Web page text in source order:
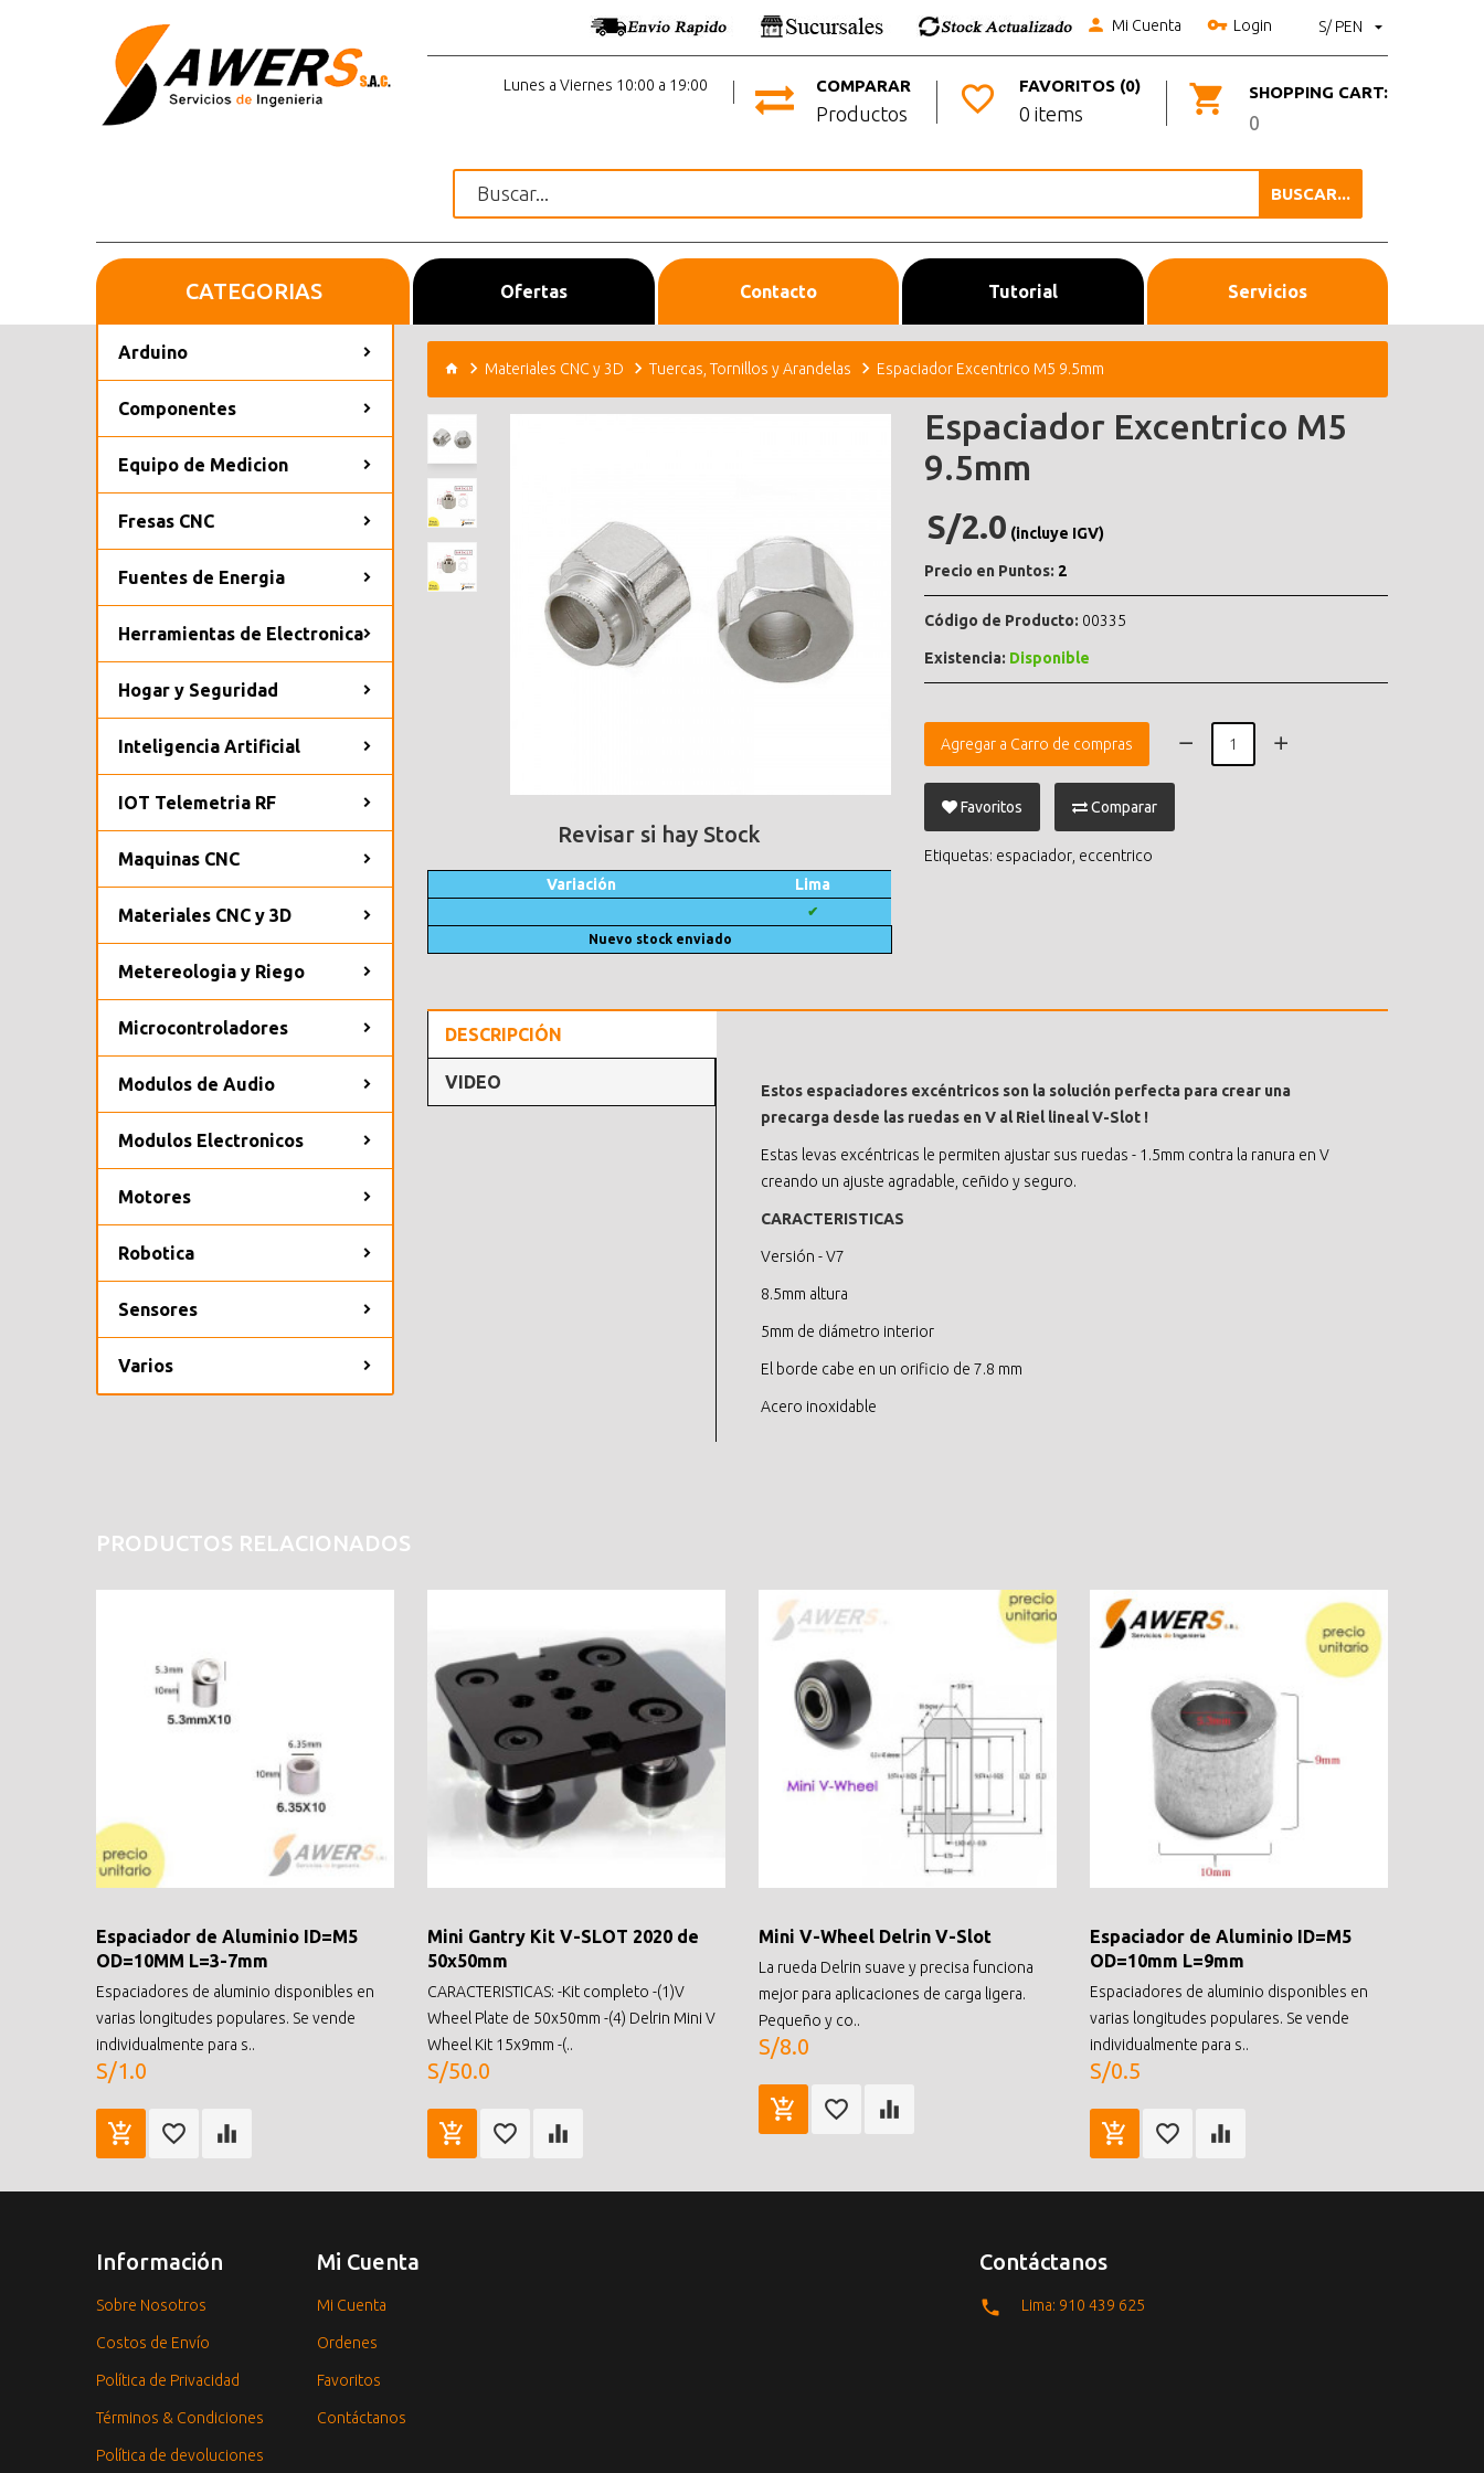
S/ PEN
Mi Cuenta Login
SHOPPING CART:
0
FAVORITOS (0)
0 items
COMPARAR
Productos
Lunes a Viernes 10:00 a 19:00
BUSCAR...
Inicio Ofertas Contacto Tutorial Servicios
CATEGORIAS
Arduino
Componentes
Equipo de Medicion
Fresas CNC
Fuentes de Energia
Herramientas de Electronica
Hogar y Seguridad
Inteligencia Artificial
IOT Telemetria RF
Maquinas CNC
Materiales CNC y 3D
Metereologia y Riego
Microcontroladores
Modulos de Audio
Modulos Electronicos
Motores
Robotica
Sensores
Varios
Materiales CNC y 3D Tuercas, Tornillos y Arandelas Espaciador Excentrico M5 9.5mm
Revisar si hay Stock
Variación Lima
✔
Nuevo stock enviado
Espaciador Excentrico M5
9.5mm
S/2.0 (incluye IGV)
Precio en Puntos: 2
Código de Producto: 00335
Existencia: Disponible
Agregar a Carro de compras
Favoritos Comparar
Etiquetas: espaciador eccentrico
DESCRIPCIÓN
VIDEO
Estos espaciadores excéntricos son la solución perfecta para crear una
precarga desde las ruedas en V al Riel lineal V-Slot !
Estas levas excéntricas le permiten ajustar sus ruedas - 1.5mm contra la ranura en V
creando un ajuste agradable, ceñido y seguro.
CARACTERISTICAS
Versión - V7
8.5mm altura
5mm de diámetro interior
El borde cabe en un orificio de 7.8 mm
Acero inoxidable
PRODUCTOS RELACIONADOS
Espaciador de Aluminio ID=M5
OD=10MM L=3-7mm
Espaciadores de aluminio disponibles en
varias longitudes populares. Se vende
individualmente para s..
S/1.0
Mini Gantry Kit V-SLOT 2020 de
50x50mm
CARACTERISTICAS: -Kit completo -(1)V
Wheel Plate de 50x50mm -(4) Delrin Mini V
Wheel Kit 15x9mm -(..
S/50.0
Mini V-Wheel Delrin V-Slot
La rueda Delrin suave y precisa funciona
mejor para aplicaciones de carga ligera.
Pequeño y co..
S/8.0
Espaciador de Aluminio ID=M5
OD=10mm L=9mm
Espaciadores de aluminio disponibles en
varias longitudes populares. Se vende
individualmente para s..
S/0.5
Información
Sobre Nosotros
Costos de Envío
Política de Privacidad
Términos & Condiciones
Política de devoluciones
Mi Cuenta
Mi Cuenta
Ordenes
Favoritos
Contáctanos
Contáctanos
Lima: 910 439 625